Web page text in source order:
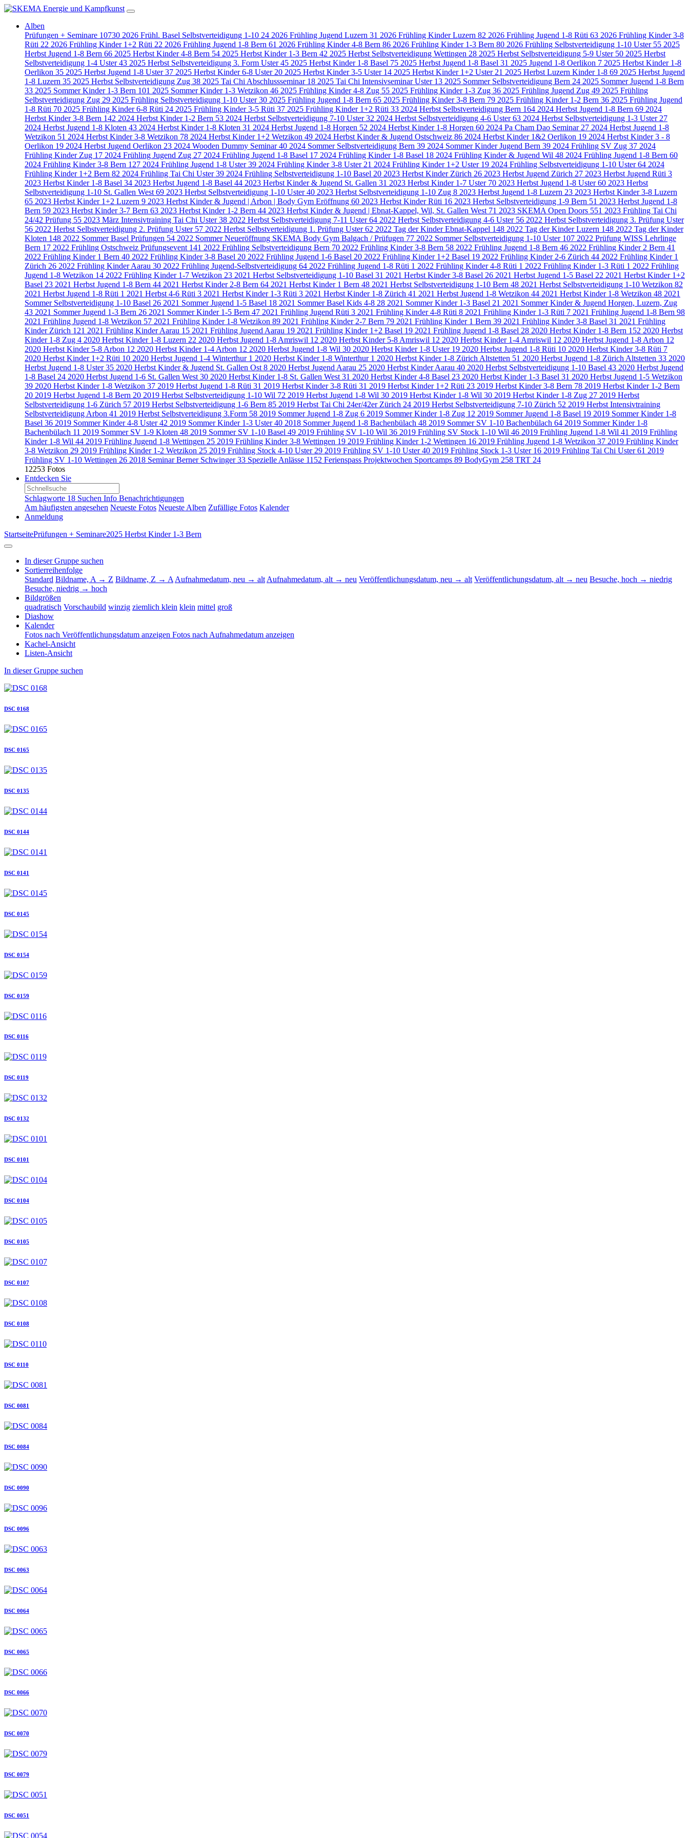
Alben
Prüfungen + Seminare 10730 2026 Frühl. Basel Selbstverteidigung 1-10 24 2026 Frühling Jugend Luzern 31 2026 Frühling Kinder Luzern 82 2026 Frühling Jugend 1-8 Rüti 63 2026 Frühling Kinder 3-8
Rüti 22 2026 Frühling Kinder 1+2 Rüti 22 2026 Frühling Jugend 1-8 Bern 61 2026 Frühling Kinder 4-8 Bern 86 2026 Frühling Kinder 1-3 Bern 80 2026 Frühling Selbstverteidigung 1-10 Uster 55 2025
Herbst Jugend 1-8 Bern 66 2025 Herbst Kinder 4-8 Bern 54 2025 Herbst Kinder 1-3 Bern 42 2025 Herbst Selbstverteidigung Wettingen 28 2025 Herbst Selbstverteidigung 5-9 Uster 50 2025 Herbst
Selbstverteidigung 1-4 Uster43 2025 Herbst Selbstverteidigung 3. Form Uster45 2025 Herbst Kinder 1-8 Basel 75 2025 Herbst Jugend 1-8 Basel 31 2025 Jugend 1-8 Oerlikon 7 2025 Herbst Kinder 1-8
Oerlikon 35 2025 Herbst Jugend 1-8 Uster37 2025 Herbst Kinder 6-8 Uster 20 2025 Herbst Kinder 3-5 Uster 14 2025 Herbst Kinder 1+2 Uster 21 2025 Herbst Luzern Kinder 1-8 69 2025 Herbst Jugend
1-8 Luzern 35 2025 Herbst Selbstverteidigung Zug 38 2025 Tai Chi Abschlussseminar 18 2025 Tai Chi Intensivseminar Uster 13 2025 Sommer Selbstverteidigung Bern 24 2025 Sommer Jugend 1-8 Bern
33 2025 Sommer Kinder 1-3 Bern 101 2025 Sommer Kinder 1-3 Wetzikon 46 2025 Frühling Kinder 4-8 Zug 55 2025 Frühling Kinder 1-3 Zug 36 2025 Frühling Jugend Zug 49 2025 Frühling
Selbstverteidigung Zug 29 2025 Frühling Selbstverteidigung 1-10 Uster30 2025 Frühling Jugend 1-8 Bern 65 2025 Frühling Kinder 3-8 Bern 79 2025 Frühling Kinder 1-2 Bern 36 2025 Frühling Jugend
1-8 Rüti 70 2025 Frühling Kinder 6-8 Rüti 24 2025 Frühling Kinder 3-5 Rüti 37 2025 Frühling Kinder 1+2 Rüti 33 2024 Herbst Selbstverteidigung Bern 164 2024 Herbst Jugend 1-8 Bern 69 2024
Herbst Kinder 3-8 Bern 142 2024 Herbst Kinder 1-2 Bern 53 2024 Herbst Selbstverteidigung 7-10 Uster32 2024 Herbst Selbstverteidigung 4-6 Uster63 2024 Herbst Selbstverteidigung 1-3 Uster 27
2024 Herbst Jugend 1-8 Kloten 43 2024 Herbst Kinder 1-8 Kloten 31 2024 Herbst Jugend 1-8 Horgen 52 2024 Herbst Kinder 1-8 Horgen 60 2024 Pa Cham Dao Seminar 27 2024 Herbst Jugend 1-8
Wetzikon 51 2024 Herbst Kinder 3-8 Wetzikon 78 2024 Herbst Kinder 1+2 Wetzikon 49 2024 Herbst Kinder & Jugend Ostschweiz 86 2024 Herbst Kinder 1&2 Oerlikon 19 2024 Herbst Kinder 3 - 8
Oerlikon 19 2024 Herbst Jugend Oerlikon 23 2024 Wooden Dummy Seminar40 2024 Sommer Selbstverteidigung Bern 39 2024 Sommer Kinder Jugend Bern 39 2024 Frühling SV Zug 37 2024
Frühling Kinder Zug 17 2024 Frühling Jugend Zug 27 2024 Frühling Jugend 1-8 Basel 17 2024 Frühling Kinder 1-8 Basel 18 2024 Frühling Kinder & Jugend Wil 48 2024 Frühling Jugend 1-8 Bern 60
2024 Frühling Kinder 3-8 Bern 127 2024 Frühling Jugend 1-8 Uster39 2024 Frühling Kinder 3-8 Uster 21 2024 Frühling Kinder 1+2 Uster 19 2024 Frühling Selbstverteidigung 1-10 Uster64 2024
Frühling Kinder 1+2 Bern 82 2024 Frühling Tai Chi Uster39 2024 Frühling Selbstverteidigung 1-10 Basel 20 2023 Herbst Kinder Zürich 26 2023 Herbst Jugend Zürich 27 2023 Herbst Jugend Rüti 3
2023 Herbst Kinder 1-8 Basel 34 2023 Herbst Jugend 1-8 Basel 44 2023 Herbst Kinder & Jugend St. Gallen 31 2023 Herbst Kinder 1-7 Uster 70 2023 Herbst Jugend 1-8 Uster60 2023 Herbst
Selbstverteidigung 1-10 St. Gallen West 69 2023 Herbst Selbstverteidigung 1-10 Uster40 2023 Herbst Selbstverteidigung 1-10 Zug 8 2023 Herbst Jugend 1-8 Luzern 23 2023 Herbst Kinder 3-8 Luzern
65 2023 Herbst Kinder 1+2 Luzern 9 2023 Herbst Kinder & Jugend | Arbon | Body Gym Eröffnung 60 2023 Herbst Kinder Rüti 16 2023 Herbst Selbstverteidigung 1-9 Bern 51 2023 Herbst Jugend 1-8
Bern 59 2023 Herbst Kinder 3-7 Bern 63 2023 Herbst Kinder 1-2 Bern 44 2023 Herbst Kinder & Jugend | Ebnat-Kappel, Wil, St. Gallen West 71 2023 SKEMA Open Doors 551 2023 Frühling Tai Chi
24/42 Prüfung 55 2023 März Intensivtraining Tai Chi Uster38 2022 Herbst Selbstverteidigung 7-11 Uster64 2022 Herbst Selbstverteidigung 4-6 Uster 56 2022 Herbst Selbstverteidigung 3. Prüfung Uster
56 2022 Herbst Selbstverteidigung 2. Prüfung Uster 57 2022 Herbst Selbstverteidigung 1. Prüfung Uster62 2022 Tag der Kinder Ebnat-Kappel 148 2022 Tag der Kinder Luzern 148 2022 Tag der Kinder
Kloten 148 2022 Sommer Basel Prüfungen 54 2022 Sommer Neueröffnung SKEMA Body Gym Balgach / Prüfugen 77 2022 Sommer Selbstverteidigung 1-10 Uster 107 2022 Prüfung WISS Lehrlinge
Bern 17 2022 Frühling Ostschweiz Prüfungsevent 141 2022 Frühling Selbstverteidigung Bern 70 2022 Frühling Kinder 3-8 Bern 58 2022 Frühling Jugend 1-8 Bern 46 2022 Frühling Kinder 2 Bern 41
2022 Frühling Kinder 1 Bern 40 2022 Frühling Kinder 3-8 Basel 20 2022 Frühling Jugend 1-6 Basel 20 2022 Frühling Kinder 1+2 Basel 19 2022 Frühling Kinder 2-6 Zürich 44 2022 Frühling Kinder 1
Zürich 26 2022 Frühling Kinder Aarau 30 2022 Frühling Jugend-Selbstverteidigung 64 2022 Frühling Jugend 1-8 Rüti 1 2022 Frühling Kinder 4-8 Rüti 1 2022 Frühling Kinder 1-3 Rüti 1 2022 Frühling
Jugend 1-8 Wetzikon 14 2022 Frühling Kinder 1-7 Wetzikon 23 2021 Herbst Selbstverteidigung 1-10 Basel 31 2021 Herbst Kinder 3-8 Basel 26 2021 Herbst Jugend 1-5 Basel 22 2021 Herbst Kinder 1+2
Basel 23 2021 Herbst Jugend 1-8 Bern 44 2021 Herbst Kinder 2-8 Bern 64 2021 Herbst Kinder 1 Bern 48 2021 Herbst Selbstverteidigung 1-10 Bern 48 2021 Herbst Selbstverteidigung 1-10 Wetzikon 82
2021 Herbst Jugend 1-8 Rüti 1 2021 Herbst 4-6 Rüti 3 2021 Herbst Kinder 1-3 Rüti 3 2021 Herbst Kinder 1-8 Zürich 41 2021 Herbst Jugend 1-8 Wetzikon 44 2021 Herbst Kinder 1-8 Wetzikon 48 2021
Sommer Selbstverteidigung 1-10 Basel 26 2021 Sommer Jugend 1-5 Basel 18 2021 Sommer Basel Kids 4-8 28 2021 Sommer Kinder 1-3 Basel 21 2021 Sommer Kinder & Jugend Horgen, Luzern, Zug
43 2021 Sommer Jugend 1-3 Bern 26 2021 Sommer Kinder 1-5 Bern 47 2021 Frühling Jugend Rüti 3 2021 Frühling Kinder 4-8 Rüti 8 2021 Frühling Kinder 1-3 Rüti 7 2021 Frühling Jugend 1-8 Bern 98
2021 Frühling Jugend 1-8 Wetzikon 57 2021 Frühling Kinder 1-8 Wetzikon 89 2021 Frühling Kinder 2-7 Bern 79 2021 Frühling Kinder 1 Bern 39 2021 Frühling Kinder 3-8 Basel 31 2021 Frühling
Kinder Zürich 121 2021 Frühling Kinder Aarau 15 2021 Frühling Jugend Aarau 19 2021 Frühling Kinder 1+2 Basel 19 2021 Frühling Jugend 1-8 Basel 28 2020 Herbst Kinder 1-8 Bern 152 2020 Herbst
Kinder 1-8 Zug 4 2020 Herbst Kinder 1-8 Luzern 22 2020 Herbst Jugend 1-8 Amriswil 12 2020 Herbst Kinder 5-8 Amriswil 12 2020 Herbst Kinder 1-4 Amriswil 12 2020 Herbst Jugend 1-8 Arbon 12
2020 Herbst Kinder 5-8 Arbon 12 2020 Herbst Kinder 1-4 Arbon 12 2020 Herbst Jugend 1-8 Wil 30 2020 Herbst Kinder 1-8 Uster 19 2020 Herbst Jugend 1-8 Rüti 10 2020 Herbst Kinder 3-8 Rüti 7
2020 Herbst Kinder 1+2 Rüti 10 2020 Herbst Jugend 1-4 Winterthur 1 2020 Herbst Kinder 1-8 Winterthur 1 2020 Herbst Kinder 1-8 Zürich Altstetten 51 2020 Herbst Jugend 1-8 Zürich Altstetten 33 2020
Herbst Jugend 1-8 Uster35 2020 Herbst Kinder & Jugend St. Gallen Ost 8 2020 Herbst Jugend Aarau 25 2020 Herbst Kinder Aarau 40 2020 Herbst Selbstverteidigung 1-10 Basel 43 2020 Herbst Jugend
1-8 Basel 24 2020 Herbst Jugend 1-6 St. Gallen West 30 2020 Herbst Kinder 1-8 St. Gallen West 31 2020 Herbst Kinder 4-8 Basel 23 2020 Herbst Kinder 1-3 Basel 31 2020 Herbst Jugend 1-5 Wetzikon
39 2020 Herbst Kinder 1-8 Wetzikon 37 2019 Herbst Jugend 1-8 Rüti 31 2019 Herbst Kinder 3-8 Rüti 31 2019 Herbst Kinder 1+2 Rüti 23 2019 Herbst Kinder 3-8 Bern 78 2019 Herbst Kinder 1-2 Bern
20 2019 Herbst Jugend 1-8 Bern 20 2019 Herbst Selbstverteidigung 1-10 Wil 72 2019 Herbst Jugend 1-8 Wil 30 2019 Herbst Kinder 1-8 Wil 30 2019 Herbst Kinder 1-8 Zug 27 2019 Herbst
Selbstverteidigung 1-6 Zürich 57 2019 Herbst Selbstverteidigung 1-6 Bern 85 2019 Herbst Tai Chi 24er/42er Zürich 24 2019 Herbst Selbstverteidigung 7-10 Zürich 52 2019 Herbst Intensivtraining
Selbstverteidigung Arbon 41 2019 Herbst Selbstverteidigung 3.Form 58 2019 Sommer Jugend 1-8 Zug 6 2019 Sommer Kinder 1-8 Zug 12 2019 Sommer Jugend 1-8 Basel 19 2019 Sommer Kinder 1-8
Basel 36 2019 Sommer Kinder 4-8 Uster42 2019 Sommer Kinder 1-3 Uster40 2018 Sommer Jugend 1-8 Bachenbülach 48 2019 Sommer SV 1-10 Bachenbülach 64 2019 Sommer Kinder 1-8
Bachenbülach 11 2019 Sommer SV 1-9 Kloten 48 2019 Sommer SV 1-10 Basel 49 2019 Frühling SV 1-10 Wil 36 2019 Frühling SV Stock 1-10 Wil 46 2019 Frühling Jugend 1-8 Wil 41 2019 Frühling
Kinder 1-8 Wil 44 2019 Frühling Jugend 1-8 Wettingen 25 2019 Frühling Kinder 3-8 Wettingen 19 2019 Frühling Kinder 1-2 Wettingen 16 2019 Frühling Jugend 1-8 Wetzikon 37 2019 Frühling Kinder
3-8 Wetzikon 29 2019 Frühling Kinder 1-2 Wetzikon 25 2019 Frühling Stock 4-10 Uster 29 2019 Frühling SV 1-10 Uster40 2019 Frühling Stock 1-3 Uster 16 2019 Frühling Tai Chi Uster61 2019
Frühling SV 1-10 Wettingen 26 2018 Seminar Berner Schwinger33 Spezielle Anlässe 1152 Ferienspass Projektwochen Sportcamps 89 BodyGym 258 TRT 24
12253 Fotos
Entdecken Sie
Schlagworte 18 Suchen Info Benachrichtigungen
Am häufigsten angesehen Neueste Fotos Neueste Alben Zufällige Fotos Kalender
Anmeldung
StartseitePrüfungen + Seminare2025 Herbst Kinder 1-3 Bern
In dieser Gruppe suchen
Sortierreihenfolge
Standard Bildname, A → Z Bildname, Z → A Aufnahmedatum, neu → alt Aufnahmedatum, alt → neu Veröffentlichungsdatum, neu → alt Veröffentlichungsdatum, alt → neu Besuche, hoch → niedrig
Besuche, niedrig → hoch
Bildgrößen
quadratisch Vorschaubild winzig ziemlich klein klein mittel groß
Diashow
Kalender
Fotos nach Veröffentlichungsdatum anzeigen Fotos nach Aufnahmedatum anzeigen
Kachel-Ansicht
Listen-Ansicht
In dieser Gruppe suchen
DSC 0168
DSC 0165
DSC 0135
DSC 0144
DSC 0141
DSC 0145
DSC 0154
DSC 0159
DSC 0116
DSC 0119
DSC 0132
DSC 0101
DSC 0104
DSC 0105
DSC 0107
DSC 0108
DSC 0110
DSC 0081
DSC 0084
DSC 0090
DSC 0096
DSC 0063
DSC 0064
DSC 0065
DSC 0066
DSC 0070
DSC 0079
DSC 0051